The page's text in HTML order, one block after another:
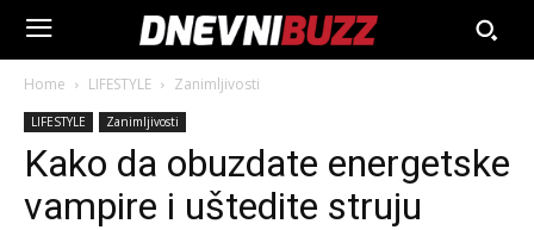
Home LIFESTYLE Zanimljivosti
LIFESTYLE Zanimljivosti
Kako da obuzdate energetske
vampire i uštedite struju